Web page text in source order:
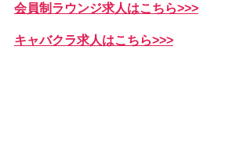
会員制ラウンジ求人はこちら>>>
キャバクラ求人はこちら>>>